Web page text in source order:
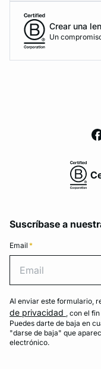
Crear una
Un
Suscríbase a
Email *
Al enviar este formulario,
de privacidad , con el
Puedes darte de baja en
"darse de baja" que
electrónico.